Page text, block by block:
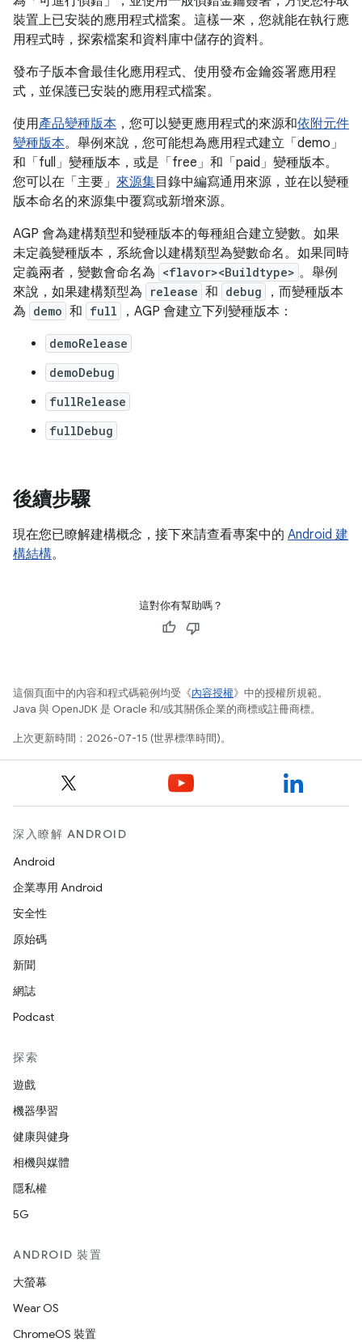
裝置上已安裝的應用程式檔案。這樣一來，您就能在執行應
用程式時，探索檔案和資料庫中儲存的資料。
發布子版本會最佳化應用程式、使用發布金鑰簽署應用程
式，並保護已安裝的應用程式檔案。
使用產品變種版本 ，您可以變更應用程式的來源和依附元件
變種版本。舉例來說，您可能想為應用程式建立「demo」
和「full」變種版本，或是「free」和「paid」變種版本。
您可以在「主要」 來源集目錄中編寫通用來源，並在以變種
版本命名的來源集中覆寫或新增來源。
AGP 會為建構類型和變種版本的每種組合建立變數。如果
未定義變種版本，系統會以建構類型為變數命名。如果同時
定義兩者，變數會命名為 <flavor><Buildtype> 。舉例
來說，如果建構類型為
release 和 debug
，而變種版本
為 demo 和 full ，AGP 會建立下列變種版本：
demoRelease
demoDebug
fullRelease
fullDebug
後續步驟
現在您已瞭解建構概念，接下來請查看專案中的 Android 建
構結構。
這對你有幫助嗎？
這個頁面中的內容和程式碼範例均受《內容授權》中的授權所規範。
Java 與 OpenJDK 是 Oracle 和/或其關係企業的商標或註冊商標。
上次更新時間：2026-07-15 (世界標準時間)。
深入瞭解 ANDROID
Android
企業專用 Android
安全性
原始碼
新聞
網誌
Podcast
探索
遊戲
機器學習
健康與健身
相機與媒體
隱私權
5G
ANDROID 裝置
大螢幕
Wear OS
ChromeOS 裝置